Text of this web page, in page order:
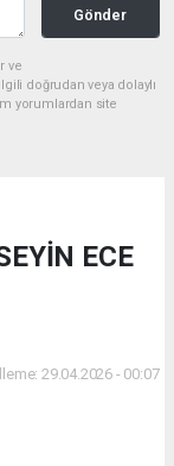
Gönder
ve
doğrudan veya dolaylı
yorumlardan site
ECE
29.04.2026 - 00:07